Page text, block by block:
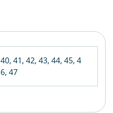
40, 41, 42, 43, 44, 45, 4
6, 47